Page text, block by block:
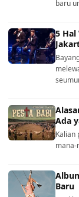
baru
5 Hal
Ada
Kalian
mana-
Baru